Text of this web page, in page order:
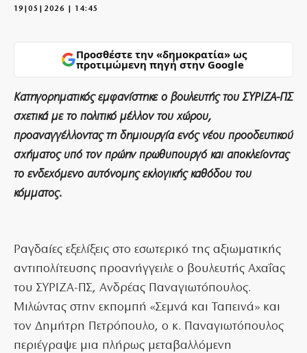
19|05|2026 | 14:45
Προσθέστε την «δημοκρατία» ως
προτιμώμενη πηγή στην Google
Κατηγορηματικός εμφανίστηκε ο βουλευτής του ΣΥΡΙΖΑ-ΠΣ
σχετικά με το πολιτικό μέλλον του χώρου,
προαναγγέλλοντας τη δημιουργία ενός νέου προοδευτικού
σχήματος υπό τον πρώην πρωθυπουργό και αποκλείοντας
το ενδεχόμενο αυτόνομης εκλογικής καθόδου του
κόμματος.
Ραγδαίες εξελίξεις στο εσωτερικό της αξιωματικής
αντιπολίτευσης προανήγγειλε ο βουλευτής Αχαΐας
του ΣΥΡΙΖΑ-ΠΣ, Ανδρέας Παναγιωτόπουλος.
Μιλώντας στην εκπομπή «Σεμνά και Ταπεινά» και
τον Δημήτρη Πετρόπουλο, ο κ. Παναγιωτόπουλος
περιέγραψε μια πλήρως μεταβαλλόμενη